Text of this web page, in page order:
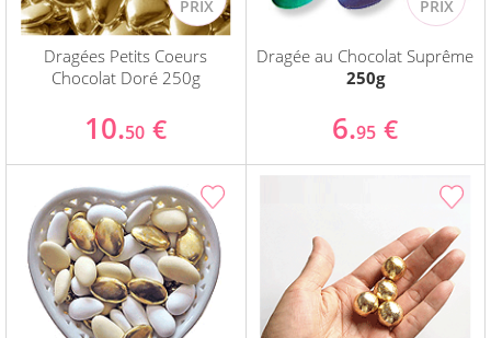
Dragées Petits Coeurs
Chocolat Doré 250g
10.50 €
Dragée au Chocolat Suprême
250g
6.95 €